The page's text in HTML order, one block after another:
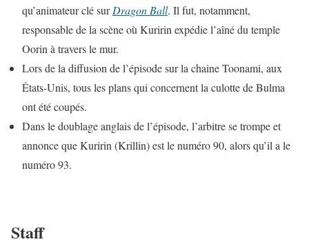
qu’animateur clé surDragon Ball. Il fut, notamment,
responsable de la scène où Kuririn expédie l’aîné du temple
Oorin à travers le mur.
Lors de la diffusion de l’épisode sur la chaine Toonami, aux
États-Unis, tous les plans qui concernent la culotte de Bulma
ont été coupés.
Dans le doublage anglais de l’épisode, l’arbitre se trompe et
annonce que Kuririn (Krillin) est le numéro 90, alors qu’il a le
numéro 93.
Staff